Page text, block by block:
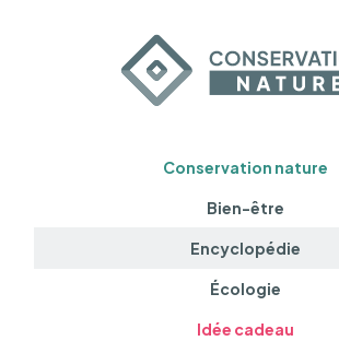
Conservation nature
Bien-être
Encyclopédie
Écologie
Idée cadeau